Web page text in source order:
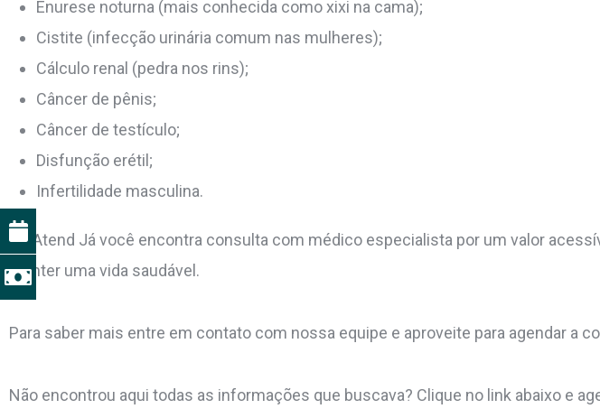
Enurese noturna (mais conhecida como xixi na cama);
Cistite (infecção urinária comum nas mulheres);
Cálculo renal (pedra nos rins);
Câncer de pênis;
Câncer de testículo;
Disfunção erétil;
Infertilidade masculina.
Na Atend Já você encontra consulta com médico especialista por um valor
manter uma vida saudável.
Para saber mais entre em contato com nossa equipe e aproveite para agendar a
Não encontrou aqui todas as informações que buscava? Clique no link abaixo e